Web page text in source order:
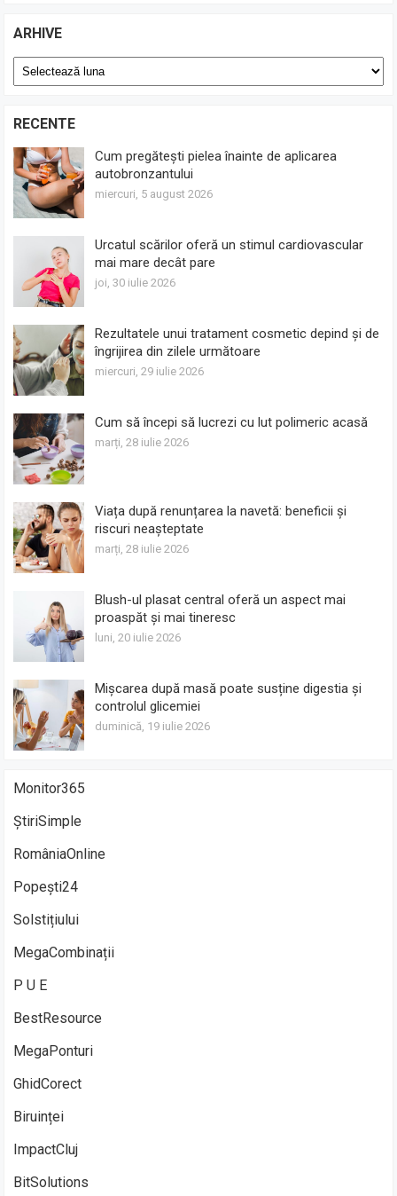
ARHIVE
Arhive
RECENTE
Cum pregătești pielea înainte de aplicarea
autobronzantului
miercuri, 5 august 2026
Urcatul scărilor oferă un stimul cardiovascular
mai mare decât pare
joi, 30 iulie 2026
Rezultatele unui tratament cosmetic depind și de
îngrijirea din zilele următoare
miercuri, 29 iulie 2026
Cum să începi să lucrezi cu lut polimeric acasă
marți, 28 iulie 2026
Viața după renunțarea la navetă: beneficii și
riscuri neașteptate
marți, 28 iulie 2026
Blush-ul plasat central oferă un aspect mai
proaspăt și mai tineresc
luni, 20 iulie 2026
Mișcarea după masă poate susține digestia și
controlul glicemiei
duminică, 19 iulie 2026
Monitor365
ȘtiriSimple
RomâniaOnline
Popești24
Solstițiului
MegaCombinații
P U E
BestResource
MegaPonturi
GhidCorect
Biruinței
ImpactCluj
BitSolutions